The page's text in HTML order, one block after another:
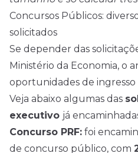
Concursos Públicos:
solicitados
Se depender das
Ministério da Economia, o
oportunidades de ingresso
Veja abaixo algumas das
executivo já
Concurso PRF: foi
de concurso público, com